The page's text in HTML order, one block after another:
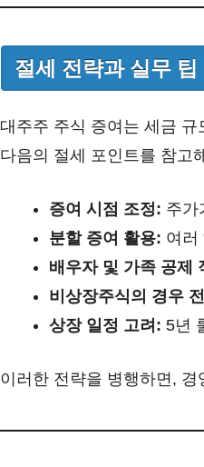
절세 전략과 실무 팁
대주주 주식 증여는 세금
다음의 절세 포인트를 참고
증여 시점 조정: 주가
분할 증여 활용: 여러
배우자 및 가족 공제
비상장주식의 경우
상장 일정 고려: 5년
이러한 전략을 병행하면,